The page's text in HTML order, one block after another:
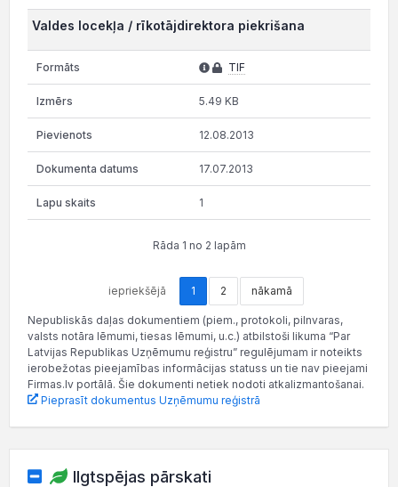
Valdes locekļa / rīkotājdirektora piekrišana
TIF
5.49 KB
12.08.2013
17.07.2013
1
Rāda 1 no 2 lapām
iepriekšējā 1 2 nākamā
Nepubliskās daļas dokumentiem (piem., protokoli, pilnvaras,
valsts notāra lēmumi, tiesas lēmumi, u.c.) atbilstoši likuma “Par
Latvijas Republikas Uzņēmumu reģistru” regulējumam ir noteikts
ierobežotas pieejamības informācijas statuss un tie nav pieejami
Firmas.lv portālā. Šie dokumenti netiek nodoti atkalizmantošanai.
Pieprasīt dokumentus Uzņēmumu reģistrā
Ilgtspējas pārskati